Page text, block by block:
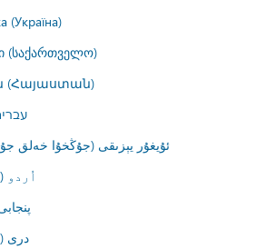
(Україна)
(საქართველო)
(Հայաստան)
ئۇيغۇر يېزىقى (جۇڭخۇا خەلق
اُردو
درى